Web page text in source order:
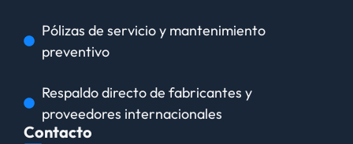
Pólizas de servicio y mantenimiento
preventivo
Respaldo directo de fabricantes y
proveedores internacionales
Contacto